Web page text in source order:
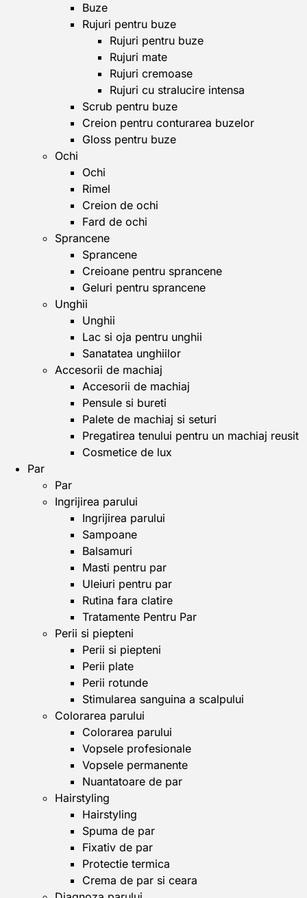
Buze
Rujuri pentru buze
Rujuri pentru buze
Rujuri mate
Rujuri cremoase
Rujuri cu stralucire intensa
Scrub pentru buze
Creion pentru conturarea buzelor
Gloss pentru buze
Ochi
Ochi
Rimel
Creion de ochi
Fard de ochi
Sprancene
Sprancene
Creioane pentru sprancene
Geluri pentru sprancene
Unghii
Unghii
Lac si oja pentru unghii
Sanatatea unghiilor
Accesorii de machiaj
Accesorii de machiaj
Pensule si bureti
Palete de machiaj si seturi
Pregatirea tenului pentru un machiaj reusit
Cosmetice de lux
Par
Par
Ingrijirea parului
Ingrijirea parului
Sampoane
Balsamuri
Masti pentru par
Uleiuri pentru par
Rutina fara clatire
Tratamente Pentru Par
Perii si piepteni
Perii si piepteni
Perii plate
Perii rotunde
Stimularea sanguina a scalpului
Colorarea parului
Colorarea parului
Vopsele profesionale
Vopsele permanente
Nuantatoare de par
Hairstyling
Hairstyling
Spuma de par
Fixativ de par
Protectie termica
Crema de par si ceara